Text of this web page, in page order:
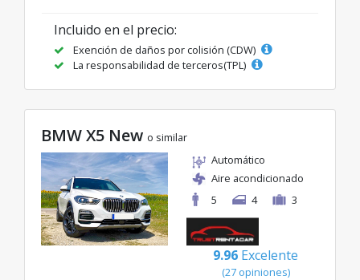
Incluido en el precio:
Exención de daños por colisión (CDW)
La responsabilidad de terceros(TPL)
BMW X5 New o similar
Automático
Aire acondicionado
5
4 3
9.96 Excelente
(27 opiniones)